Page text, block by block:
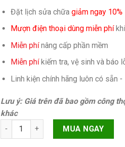
Đặt lịch sửa chữa giảm ngay 10%
Mượn điện thoại dùng miễn phí
Miễn phínâng cấp phần mềm
Miễn phíkiếm tra, vệ sinh và báo
Linh kiện chính hãng luôn có sẵn
Lưu ý: Giá trên đã bao gồm công
khác
Cài đặt ứng dụng iPhone 12 Pro Max
MUA NGAY